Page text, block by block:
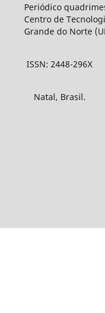
Periódico
Centro de
Grande do Norte
ISSN: 2448-296X
Natal, Brasil.